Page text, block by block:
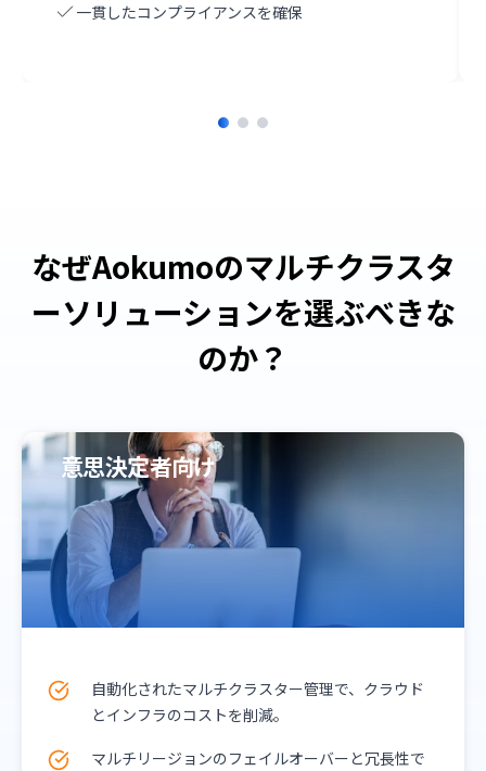
一貫したコンプライアンスを確保
なぜAokumoのマルチクラスタ
ーソリューションを選ぶべきな
のか？
意思決定者向け
自動化されたマルチクラスター管理で、クラウド
とインフラのコストを削減。
マルチリージョンのフェイルオーバーと冗長性で